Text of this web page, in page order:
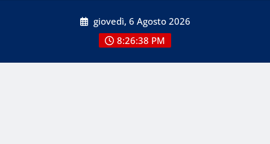
giovedì, 6 Agosto 2026
8:26:38 PM